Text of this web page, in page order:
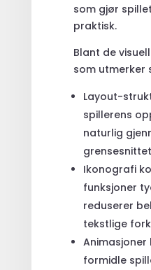
som gjør
praktisk.
Blant de
som utmerker
Layout-
spillerens
naturlig
grensesnittet
Ikonografi
funksjoner
reduserer
tekstlige
formidle